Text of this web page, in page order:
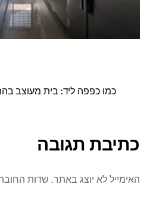
כמו כפפה ליד: בית מעוצב
כתיבת תגובה
האימייל לא יוצג באתר. שדות